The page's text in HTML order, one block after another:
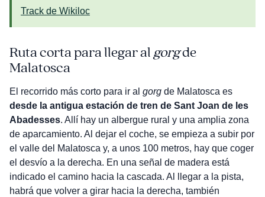
Track de Wikiloc
Ruta corta para llegar algorgde
Malatosca
El recorrido más corto para ir al gorgde Malatosca es
desde la antigua estación de tren de Sant Joan de les
Abadesses. Allí hay un albergue rural y una amplia zona
de aparcamiento. Al dejar el coche, se empieza a subir por
el valle del Malatosca y, a unos 100 metros, hay que coger
el desvío a la derecha. En una señal de madera está
indicado el camino hacia la cascada. Al llegar a la pista,
habrá que volver a girar hacia la derecha, también